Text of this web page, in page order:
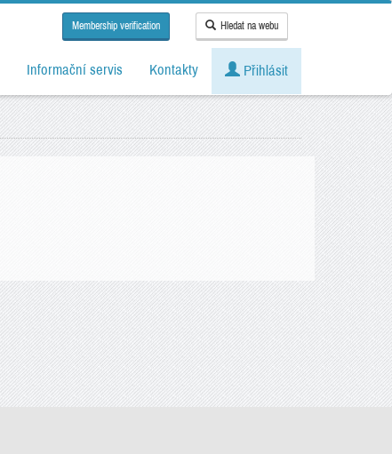
Membership verification Hledat na webu
Informační servis Kontakty Přihlásit